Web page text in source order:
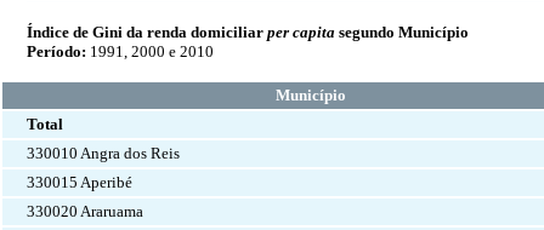
Índice de Gini da renda domiciliar per capita segundo Município
Período: 1991, 2000 e 2010
Município
Total
330010 Angra dos Reis
330015 Aperibé
330020 Araruama